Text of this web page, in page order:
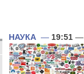
НАУКА — 19:51 —